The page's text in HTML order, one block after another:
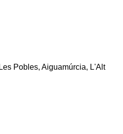
Pobles, Aiguamúrcia, L'Alt